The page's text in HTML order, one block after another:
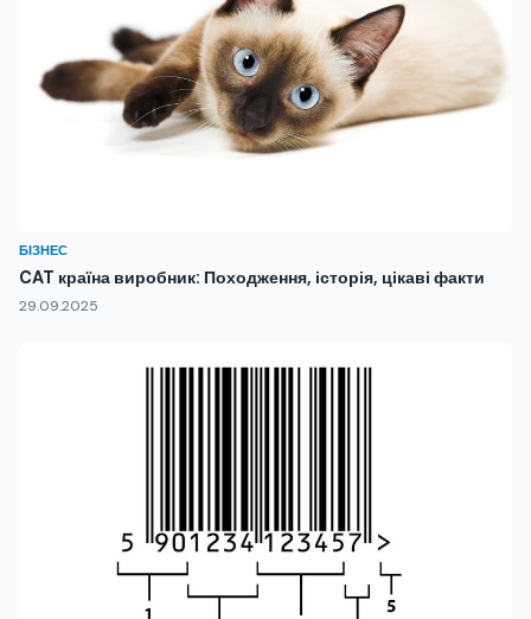
БІЗНЕС
CAT країна виробник: Походження, історія, цікаві факти
29.09.2025